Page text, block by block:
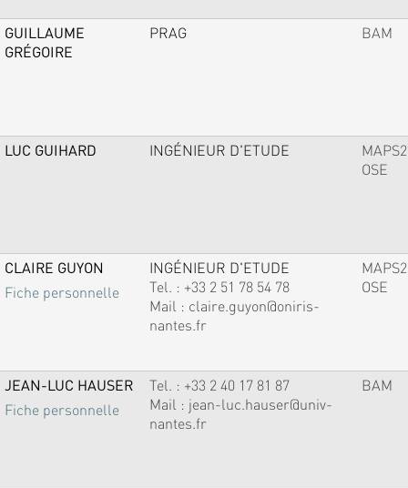
GUILLAUME
GRÉGOIRE
PRAG BAM
LUC GUIHARD INGÉNIEUR D'ETUDE
MAPS2
OSE
CLAIRE GUYON
Fiche personnelle
INGÉNIEUR D'ETUDE
Tel. : +33 2 51 78 54 78
Mail : claire.guyon@oniris-
nantes.fr
MAPS2
OSE
JEAN-LUC HAUSER
Fiche personnelle
Tel. : +33 2 40 17 81 87
Mail : jean-luc.hauser@univ-
nantes.fr
BAM